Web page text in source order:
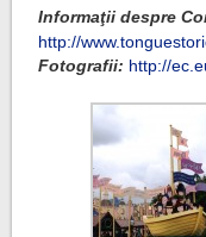
Informaţii despre
http://
Fotografii: http://